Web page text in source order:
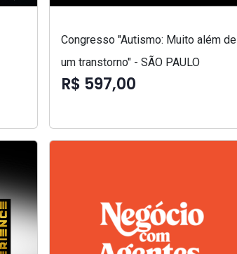
Congresso "Autismo: Muito além de
um transtorno" - SÃO PAULO
R$ 597,00